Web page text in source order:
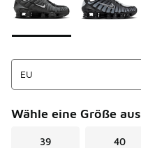
Wähle eine Größe aus
39 40